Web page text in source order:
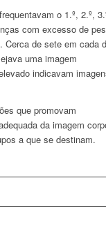
o 1.º, 2.º,
com excesso de
Cerca de sete em cada
uma imagem
indicavam
que promovam
da imagem
a que se destinam.